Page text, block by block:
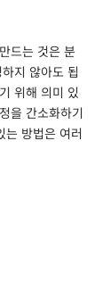
드는 것은 분
지 않아도 됩
위해 의미 있
을 간소화하기
는 방법은 여러